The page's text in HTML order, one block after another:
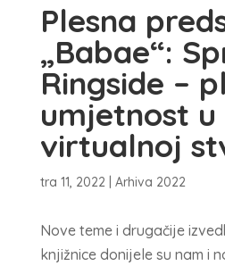
Plesna
„Babae“:
Ringside –
umjetnost u
virtualnoj
tra 11, 2022| Arhiva 2022
Nove teme i drugačije
knjižnice donijele su nam i